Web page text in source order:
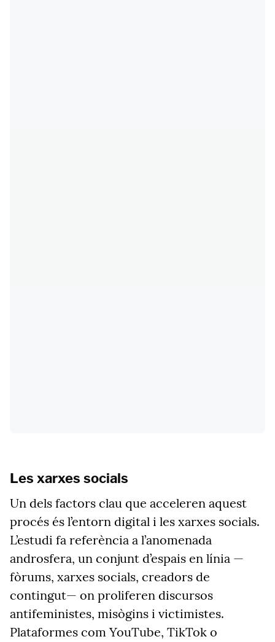
Les xarxes socials
Un dels factors clau que acceleren aquest
procés és l’entorn digital i les xarxes socials.
L’estudi fa referència a l’anomenada
androsfera, un conjunt d’espais en línia —
fòrums, xarxes socials, creadors de
contingut— on proliferen discursos
antifeministes, misògins i victimistes.
Plataformes com YouTube, TikTok o